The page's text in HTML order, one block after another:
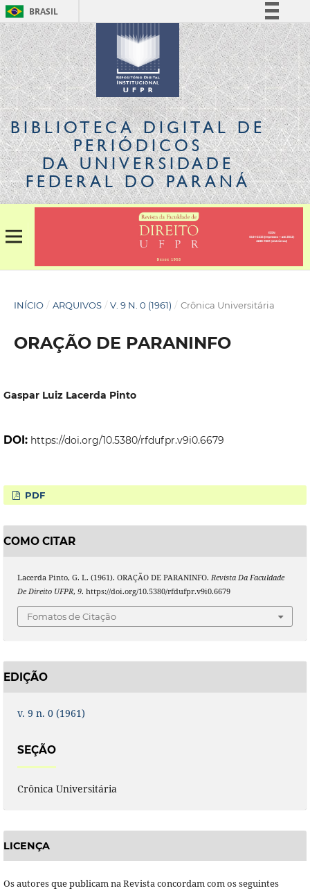
BRASIL
Simplifique!
Comunica BR
Participe
Acesso à informação
Legislação
Canais
BIBLIOTECA DIGITALDE
PERIÓDICOS
DA UNIVERSIDADE
FEDERAL DO PARANÁ
INÍCIO / ARQUIVOS / V. 9 N. 0 (1961) / Crônica Universitária
ORAÇÃO DE PARANINFO
Gaspar Luiz Lacerda Pinto
DOI: https://doi.org/10.5380/rfdufpr.v9i0.6679
PDF
COMO CITAR
Lacerda Pinto, G. L. (1961). ORAÇÃO DE PARANINFO. Revista Da Faculdade
De Direito UFPR, 9. https://doi.org/10.5380/rfdufpr.v9i0.6679
Fomatos de Citação
EDIÇÃO
v. 9 n. 0 (1961)
SEÇÃO
Crônica Universitária
LICENÇA
Os autores que publicam na Revista concordam com os seguintes